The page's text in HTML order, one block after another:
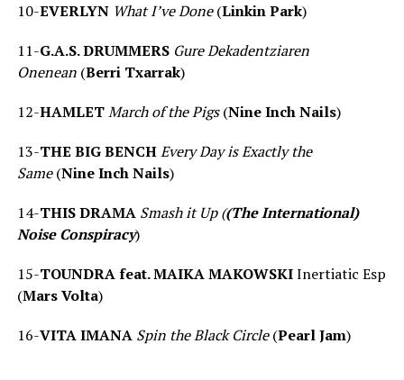
10-EVERLYN What I’ve Done(Linkin Park)
11-G.A.S. DRUMMERS Gure Dekadentziaren
Onenean(Berri Txarrak)
12-HAMLETMarch of the Pigs(Nine Inch Nails)
13-THE BIG BENCHEvery Day is Exactly the
Same(Nine Inch Nails)
14-THIS DRAMA Smash it Up ((The International)
Noise Conspiracy)
15-TOUNDRAfeat. MAIKA MAKOWSKIInertiatic Esp
(Mars Volta)
16-VITA IMANA Spin the Black Circle(Pearl Jam)